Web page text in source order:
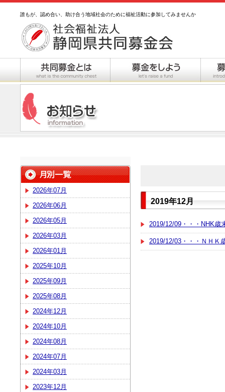
誰もが、認め合い、助け合う地域社会のために福祉活動に参加してみませんか
2026年07月
2026年06月
2026年05月
2026年03月
2026年01月
2025年10月
2025年09月
2025年08月
2024年12月
2024年10月
2024年08月
2024年07月
2024年03月
2023年12月
2019年12月
2019/12/09・・・NHK歳
2019/12/03・・・ＮＨＫ